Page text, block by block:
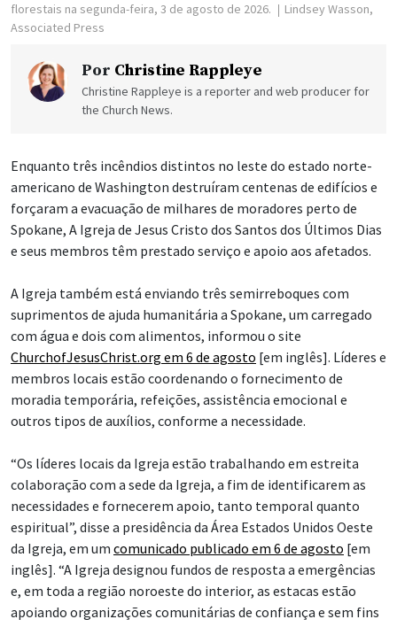
florestais na segunda-feira, 3 de agosto de 2026.
Lindsey Wasson,
Associated Press
Por Christine Rappleye
Christine Rappleye is a reporter and web producer for
the Church News.
Enquanto três incêndios distintos no leste do estado norte-
americano de Washington destruíram centenas de edifícios e
forçaram a evacuação de milhares de moradores perto de
Spokane, A Igreja de Jesus Cristo dos Santos dos Últimos Dias
e seus membros têm prestado serviço e apoio aos afetados.
A Igreja também está enviando três semirreboques com
suprimentos de ajuda humanitária a Spokane, um carregado
com água e dois com alimentos, informou o site
ChurchofJesusChrist.org em 6 de agosto [em inglês]. Líderes e
membros locais estão coordenando o fornecimento de
moradia temporária, refeições, assistência emocional e
outros tipos de auxílios, conforme a necessidade.
“Os líderes locais da Igreja estão trabalhando em estreita
colaboração com a sede da Igreja, a fim de identificarem as
necessidades e fornecerem apoio, tanto temporal quanto
espiritual”, disse a presidência da Área Estados Unidos Oeste
da Igreja, em um comunicado publicado em 6 de agosto [em
inglês]. “A Igreja designou fundos de resposta a emergências
e, em toda a região noroeste do interior, as estacas estão
apoiando organizações comunitárias de confiança e sem fins